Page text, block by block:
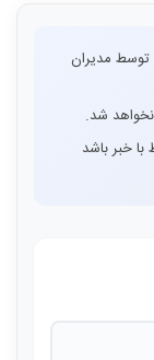
توسط مدیران
نخواهد شد.
با خبر باشد